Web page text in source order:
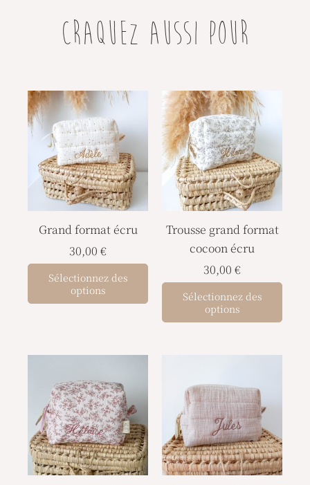
CRAQUEZ AUSSI POUR
Grand format écru
30,00 €
Sélectionnez des
options
Trousse grand format
cocoon écru
30,00 €
Sélectionnez des
options